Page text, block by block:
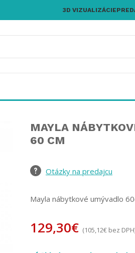
3D VIZUALIZÁCIE
MAYLA
60 CM
Otázky na predajcu
Mayla nábytkové umývadlo
129,30€ (105,12€ bez